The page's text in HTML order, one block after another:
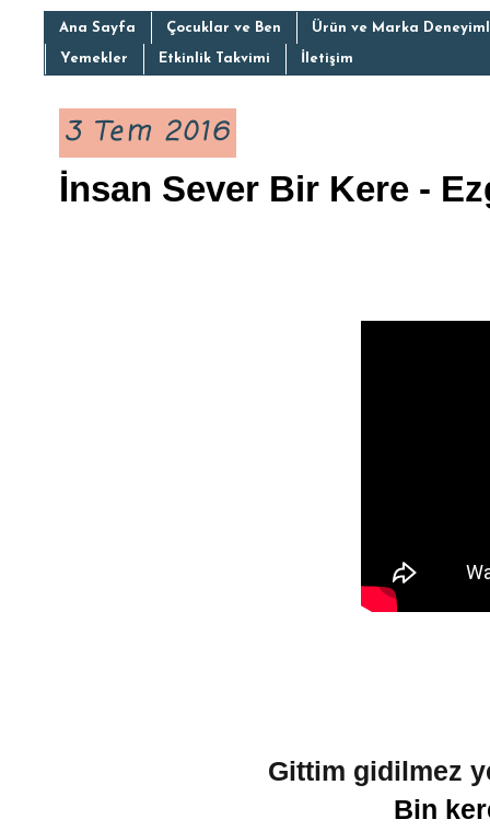
Ana Sayfa Çocuklar ve Ben Ürün ve Marka
Yemekler Etkinlik Takvimi İletişim
3 Tem 2016
İnsan Sever Bir Kere -
Gittim gidilmez
Bin